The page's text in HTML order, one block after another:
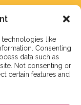
technologies like
Consenting
data such as
Not consenting or
certain features and
録する